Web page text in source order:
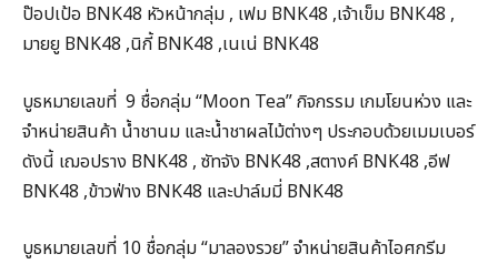
ป๊อปเป้อ BNK48 หัวหน้ากลุ่ม , เฟม BNK48 ,เจ้าเข็ม BNK48 ,
มายยู BNK48 ,นิกี้ BNK48 ,เนเน่ BNK48
บูธหมายเลขที่ 9 ชื่อกลุ่ม “Moon Tea” กิจกรรม เกมโยนห่วง และ
จำหน่ายสินค้า น้ำชานม และน้ำชาผลไม้ต่างๆ ประกอบด้วยเมมเบอร์
ดังนี้ เฌอปราง BNK48 , ซัทจัง BNK48 ,สตางค์ BNK48 ,อีฟ
BNK48 ,ข้าวฟ่าง BNK48 และปาล์มมี่ BNK48
บูธหมายเลขที่ 10 ชื่อกลุ่ม “มาลองรวย” จำหน่ายสินค้าไอศกรีม